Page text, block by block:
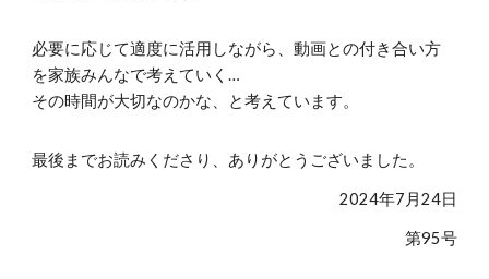
必要に応じて適度に活用しながら、動画との付き合い方
を家族みんなで考えていく…
その時間が大切なのかな、と考えています。
最後までお読みくださり、ありがとうございました。
2024年7月24日
第95号